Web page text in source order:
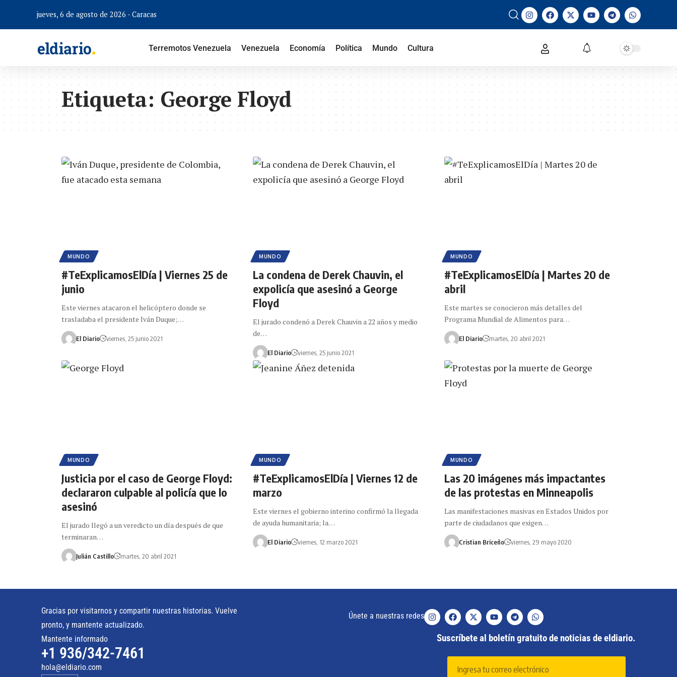
jueves, 6 de agosto de 2026 - Caracas
Terremotos Venezuela Venezuela Economía Política Mundo Cultura
Etiqueta: George Floyd
MUNDO
#TeExplicamosElDía | Viernes 25 de
junio
Este viernes atacaron el helicóptero donde se
trasladaba el presidente Iván Duque;…
El Diario viernes, 25 junio 2021
MUNDO
La condena de Derek Chauvin, el
expolicía que asesinó a George
Floyd
El jurado condenó a Derek Chauvin a 22 años y medio
de…
El Diario viernes, 25 junio 2021
MUNDO
#TeExplicamosElDía | Martes 20 de
abril
Este martes se conocieron más detalles del
Programa Mundial de Alimentos para…
El Diario martes, 20 abril 2021
MUNDO
Justicia por el caso de George Floyd:
declararon culpable al policía que lo
asesinó
El jurado llegó a un veredicto un día después de que
terminaran…
Julián Castillo martes, 20 abril 2021
MUNDO
#TeExplicamosElDía | Viernes 12 de
marzo
Este viernes el gobierno interino confirmó la llegada
de ayuda humanitaria; la…
El Diario viernes, 12 marzo 2021
MUNDO
Las 20 imágenes más impactantes
de las protestas en Minneapolis
Las manifestaciones masivas en Estados Unidos por
parte de ciudadanos que exigen…
Cristian Briceño viernes, 29 mayo 2020
Gracias por visitarnos y compartir nuestras historias. Vuelve
pronto, y mantente actualizado.
Mantente informado
+1 936/342-7461
hola@eldiario.com
Únete a nuestras redes
Suscríbete al boletín gratuito de noticias de eldiario.